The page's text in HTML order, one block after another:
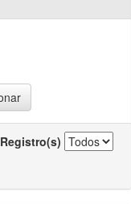
Registro(s)